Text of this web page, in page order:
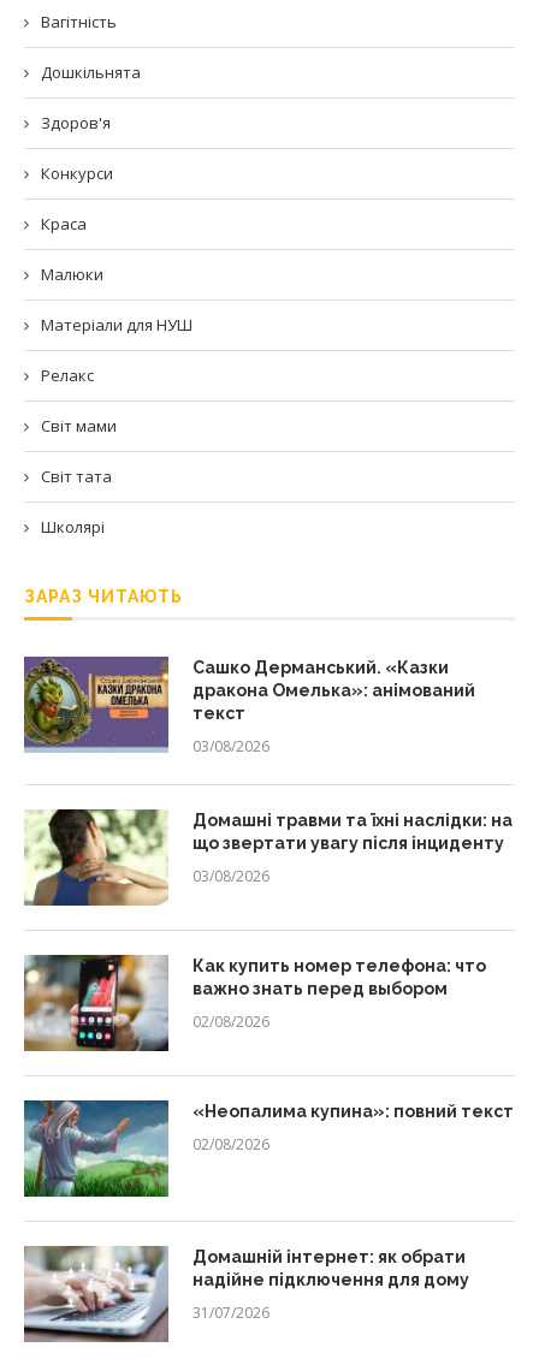
Вагітність
Дошкільнята
Здоров'я
Конкурси
Краса
Малюки
Матеріали для НУШ
Релакс
Світ мами
Світ тата
Школярі
ЗАРАЗ ЧИТАЮТЬ
Сашко Дерманський. «Казки
дракона Омелька»: анімований
текст
03/08/2026
Домашні травми та їхні наслідки: на
що звертати увагу після інциденту
03/08/2026
Как купить номер телефона: что
важно знать перед выбором
02/08/2026
«Неопалима купина»: повний текст
02/08/2026
Домашній інтернет: як обрати
надійне підключення для дому
31/07/2026